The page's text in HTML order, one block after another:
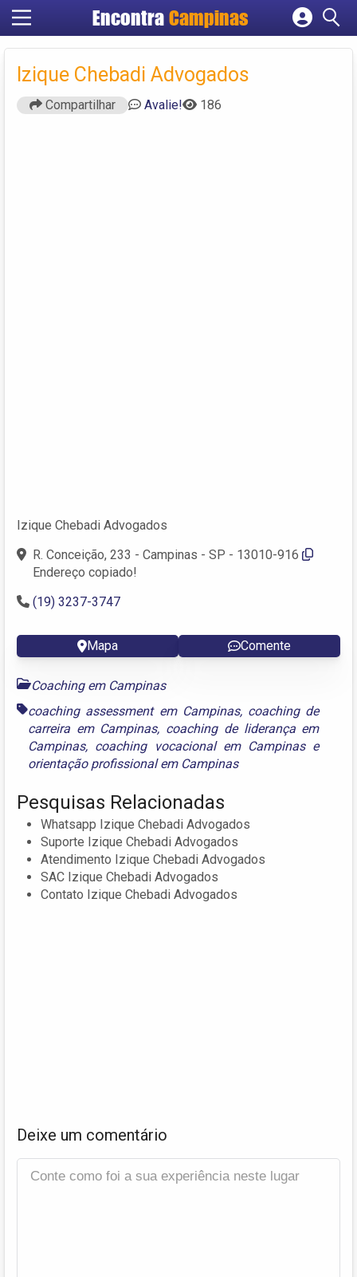
Encontra Campinas
Cadastrar empresa
Criar conta
Izique Chebadi Advogados
Compartilhar Avalie! 186
Izique Chebadi Advogados
R. Conceição, 233 - Campinas - SP - 13010-916
Endereço copiado!
(19) 3237-3747
Mapa Comente
Coaching em Campinas
coaching assessment em Campinas, coaching de
carreira em Campinas, coaching de liderança em
Campinas, coaching vocacional em Campinase
orientação profissional em Campinas
Pesquisas Relacionadas
Whatsapp Izique Chebadi Advogados
Suporte Izique Chebadi Advogados
Atendimento Izique Chebadi Advogados
SAC Izique Chebadi Advogados
Contato Izique Chebadi Advogados
Deixe um comentário